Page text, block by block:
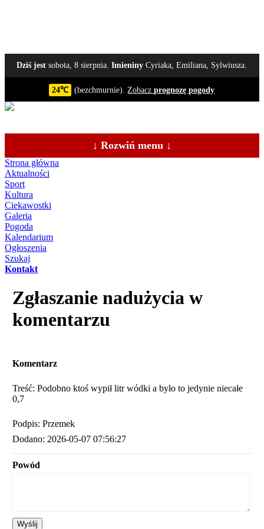
Dziś jest sobota, 8 sierpnia.Imieniny Cyriaka, Emiliana, Sylwiusza.
24℃ (bezchmurnie).Zobaczprognozę pogody
↓ Rozwiń menu ↓
Strona główna
Aktualności
Sport
Kultura
Ciekawostki
Galeria
Pogoda
Kalendarium
Ogłoszenia
Szukaj
Kontakt
Zgłaszanie nadużycia w
komentarzu
Komentarz
Treść: Podobno ktoś wypił litr wódki a było to jedynie niecałe
0,7
Podpis: Przemek
Dodano: 2026-05-07 07:56:27
Powód
Wyślij